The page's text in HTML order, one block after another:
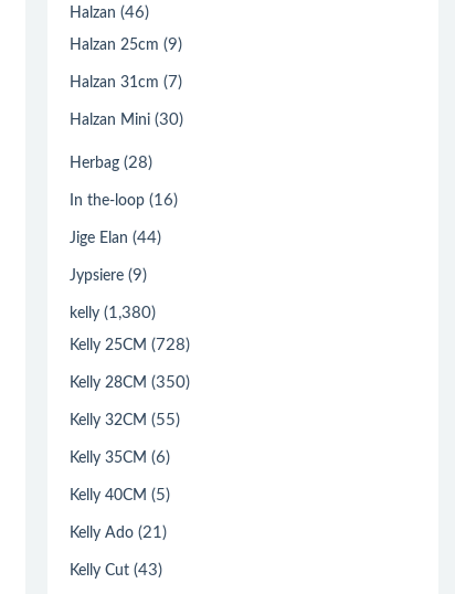
Halzan (46)
Halzan 25cm (9)
Halzan 31cm (7)
Halzan Mini (30)
Herbag (28)
In the-loop (16)
Jige Elan (44)
Jypsiere (9)
kelly (1,380)
Kelly 25CM (728)
Kelly 28CM (350)
Kelly 32CM (55)
Kelly 35CM (6)
Kelly 40CM (5)
Kelly Ado (21)
Kelly Cut (43)